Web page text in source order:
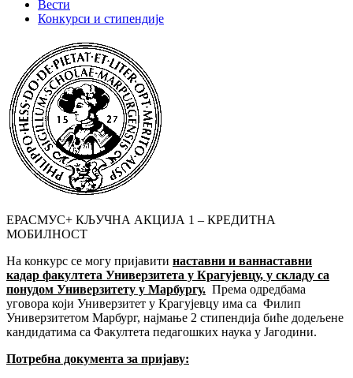
Вести
Конкурси и стипендије
ЕРАСМУС+ КЉУЧНА АКЦИЈА 1 – КРЕДИТНА
МОБИЛНОСТ
На конкурс се могу пријавити наставни и ваннаставни
кадар факултета Универзитета у Крагујевцу, у складу са
понудом Универзитету у Марбургу. Према одредбама
уговора који Универзитет у Крагујевцу има са Филип
Универзитетом Марбург, најмање 2 стипендија биће додељене
кандидатима са Факултета педагошких наука у Јагодини.
Потребна документа за пријаву: